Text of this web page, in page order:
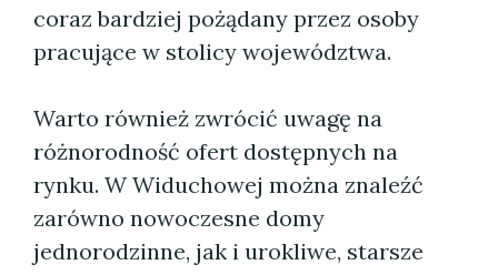
coraz bardziej pożądany przez osoby
pracujące w stolicy województwa.
Warto również zwrócić uwagę na
różnorodność ofert dostępnych na
rynku. W Widuchowej można znaleźć
zarówno nowoczesne domy
jednorodzinne, jak i urokliwe, starsze